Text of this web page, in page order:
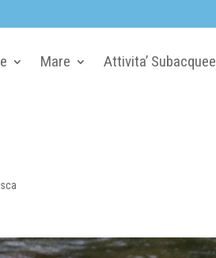
Mare Attivita’ Subacquee